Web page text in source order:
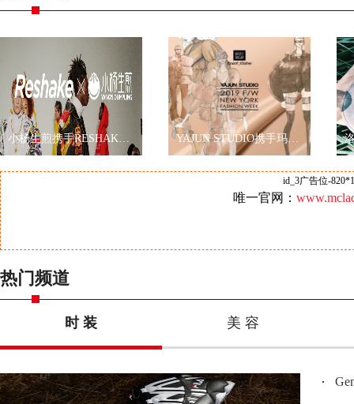
小杨生煎携手RESHAKE耀眼伦敦时装周，再现海派文化 YAJUN STUDIO携手玛丽黛佳色彩工作室2019秋冬纽约时装周玩转跨界
id_3广告位-
唯一官网：
热门频道
时 装 美 容